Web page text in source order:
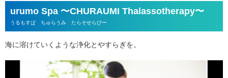
urumo Spa 〜CHURAUMI Thalassotherapy〜
うるもすぱ ちゅらうみ たらそせらぴー
海に溶けていくような浄化とやすらぎを。